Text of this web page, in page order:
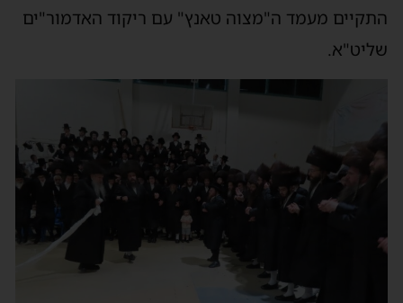
התקיים מעמד ה"מצוה טאנץ" עם ריקוד האדמור"ים
שליט"א.